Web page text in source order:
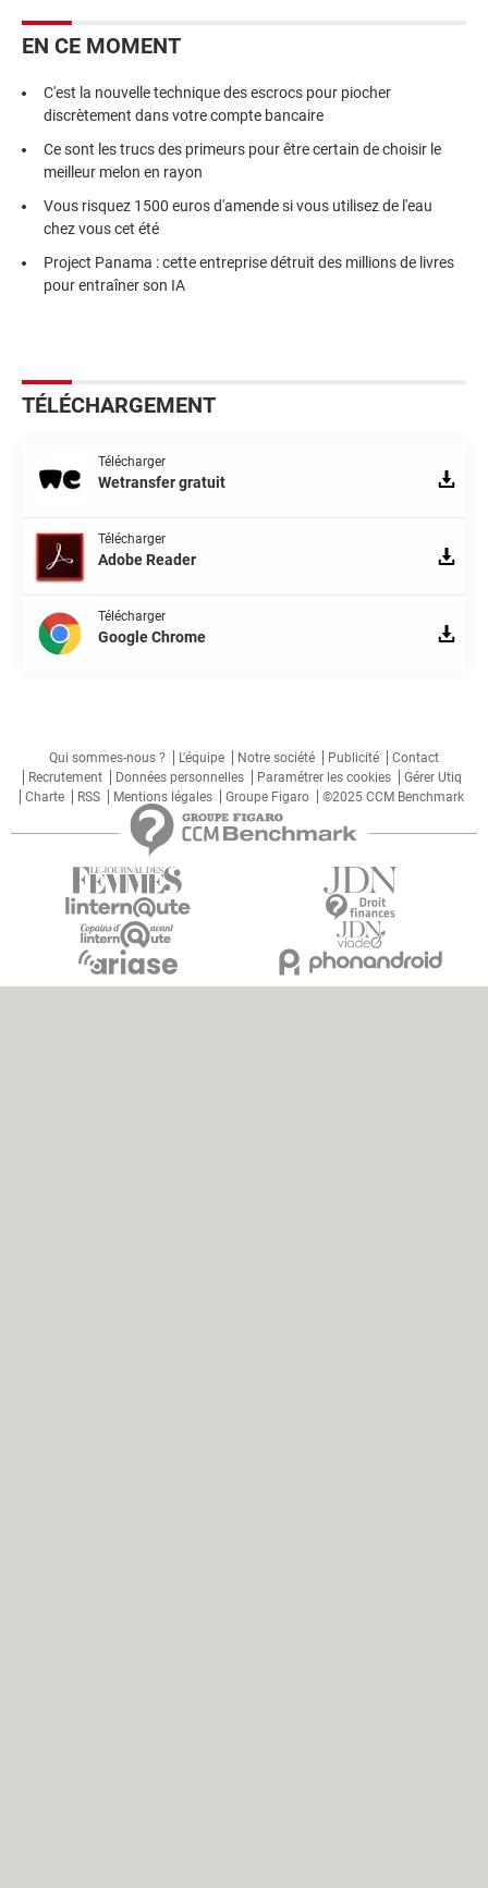
EN CE MOMENT
C'est la nouvelle technique des escrocs pour piocher
discrètement dans votre compte bancaire
Ce sont les trucs des primeurs pour être certain de choisir le
meilleur melon en rayon
Vous risquez 1500 euros d'amende si vous utilisez de l'eau
chez vous cet été
Project Panama : cette entreprise détruit des millions de livres
pour entraîner son IA
TÉLÉCHARGEMENT
Télécharger
Wetransfer gratuit
Télécharger
Adobe Reader
Télécharger
Google Chrome
Qui sommes-nous ? L'équipe Notre société Publicité
Contact
Recrutement
Données personnelles Paramétrer les cookies
Gérer Utiq
Charte
RSS Mentions légales Groupe Figaro ©2025 CCM Benchmark